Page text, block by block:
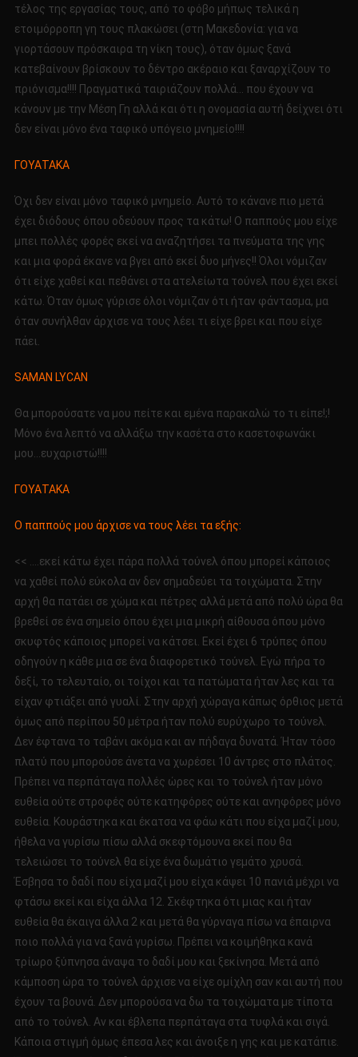
τέλος της εργασίας τους, από το φόβο μήπως τελικά η
ετοιμόρροπη γη τους πλακώσει (στη Μακεδονία: για να
γιορτάσουν πρόσκαιρα τη νίκη τους), όταν όμως ξανά
κατεβαίνουν βρίσκουν το δέντρο ακέραιο και ξαναρχίζουν το
πριόνισμα!!!! Πραγματικά ταιριάζουν πολλά… που έχουν να
κάνουν με την Μέση Γη αλλά και ότι η ονομασία αυτή δείχνει ότι
δεν είναι μόνο ένα ταφικό υπόγειο μνημείο!!!!
ΓΟΥΑΤΑΚΑ
Όχι δεν είναι μόνο ταφικό μνημείο. Αυτό το κάνανε πιο μετά
έχει διόδους όπου οδεύουν προς τα κάτω! Ο παππούς μου είχε
μπει πολλές φορές εκεί να αναζητήσει τα πνεύματα της γης
και μια φορά έκανε να βγει από εκεί δυο μήνες!! Όλοι νόμιζαν
ότι είχε χαθεί και πεθάνει στα ατελείωτα τούνελ που έχει εκεί
κάτω. Όταν όμως γύρισε όλοι νόμιζαν ότι ήταν φάντασμα, μα
όταν συνήλθαν άρχισε να τους λέει τι είχε βρει και που είχε
πάει.
SAMAN LYCAN
Θα μπορούσατε να μου πείτε και εμένα παρακαλώ το τι είπε!;!
Μόνο ένα λεπτό να αλλάξω την κασέτα στο κασετοφωνάκι
μου…ευχαριστώ!!!!
ΓΟΥΑΤΑΚΑ
Ο παππούς μου άρχισε να τους λέει τα εξής:
<< ….εκεί κάτω έχει πάρα πολλά τούνελ όπου μπορεί κάποιος
να χαθεί πολύ εύκολα αν δεν σημαδεύει τα τοιχώματα. Στην
αρχή θα πατάει σε χώμα και πέτρες αλλά μετά από πολύ ώρα θα
βρεθεί σε ένα σημείο όπου έχει μια μικρή αίθουσα όπου μόνο
σκυφτός κάποιος μπορεί να κάτσει. Εκεί έχει 6 τρύπες όπου
οδηγούν η κάθε μια σε ένα διαφορετικό τούνελ. Εγώ πήρα το
δεξί, το τελευταίο, οι τοίχοι και τα πατώματα ήταν λες και τα
είχαν φτιάξει από γυαλί. Στην αρχή χώραγα κάπως όρθιος μετά
όμως από περίπου 50 μέτρα ήταν πολύ ευρύχωρο το τούνελ.
Δεν έφτανα το ταβάνι ακόμα και αν πήδαγα δυνατά. Ήταν τόσο
πλατύ που μπορούσε άνετα να χωρέσει 10 άντρες στο πλάτος.
Πρέπει να περπάταγα πολλές ώρες και το τούνελ ήταν μόνο
ευθεία ούτε στροφές ούτε κατηφόρες ούτε και ανηφόρες μόνο
ευθεία. Κουράστηκα και έκατσα να φάω κάτι που είχα μαζί μου,
ήθελα να γυρίσω πίσω αλλά σκεφτόμουνα εκεί που θα
τελειώσει το τούνελ θα είχε ένα δωμάτιο γεμάτο χρυσά.
Έσβησα το δαδί που είχα μαζί μου είχα κάψει 10 πανιά μέχρι να
φτάσω εκεί και είχα άλλα 12. Σκέφτηκα ότι μιας και ήταν
ευθεία θα έκαιγα άλλα 2 και μετά θα γύρναγα πίσω να έπαιρνα
ποιο πολλά για να ξανά γυρίσω. Πρέπει να κοιμήθηκα κανά
τρίωρο ξύπνησα άναψα το δαδί μου και ξεκίνησα. Μετά από
κάμποση ώρα το τούνελ άρχισε να είχε ομίχλη σαν και αυτή που
έχουν τα βουνά. Δεν μπορούσα να δω τα τοιχώματα με τίποτα
από το τούνελ. Αν και έβλεπα περπάταγα στα τυφλά και σιγά.
Κάποια στιγμή όμως έπεσα λες και άνοιξε η γης και με κατάπιε.